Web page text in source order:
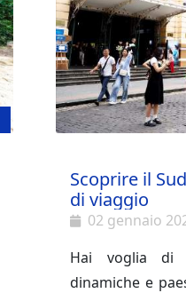
Scoprire il
di viaggio
02 gennaio
Hai voglia di
dinamiche e